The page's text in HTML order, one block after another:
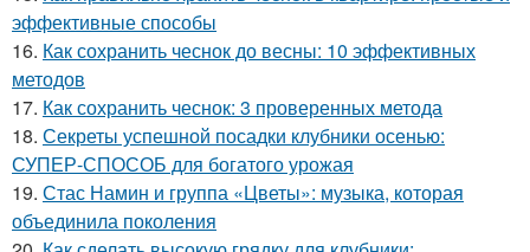
эффективные способы
16. Как сохранить чеснок до весны: 10 эффективных
методов
17. Как сохранить чеснок: 3 проверенных метода
18. Секреты успешной посадки клубники осенью:
СУПЕР-СПОСОБ для богатого урожая
19. Стас Намин и группа «Цветы»: музыка, которая
объединила поколения